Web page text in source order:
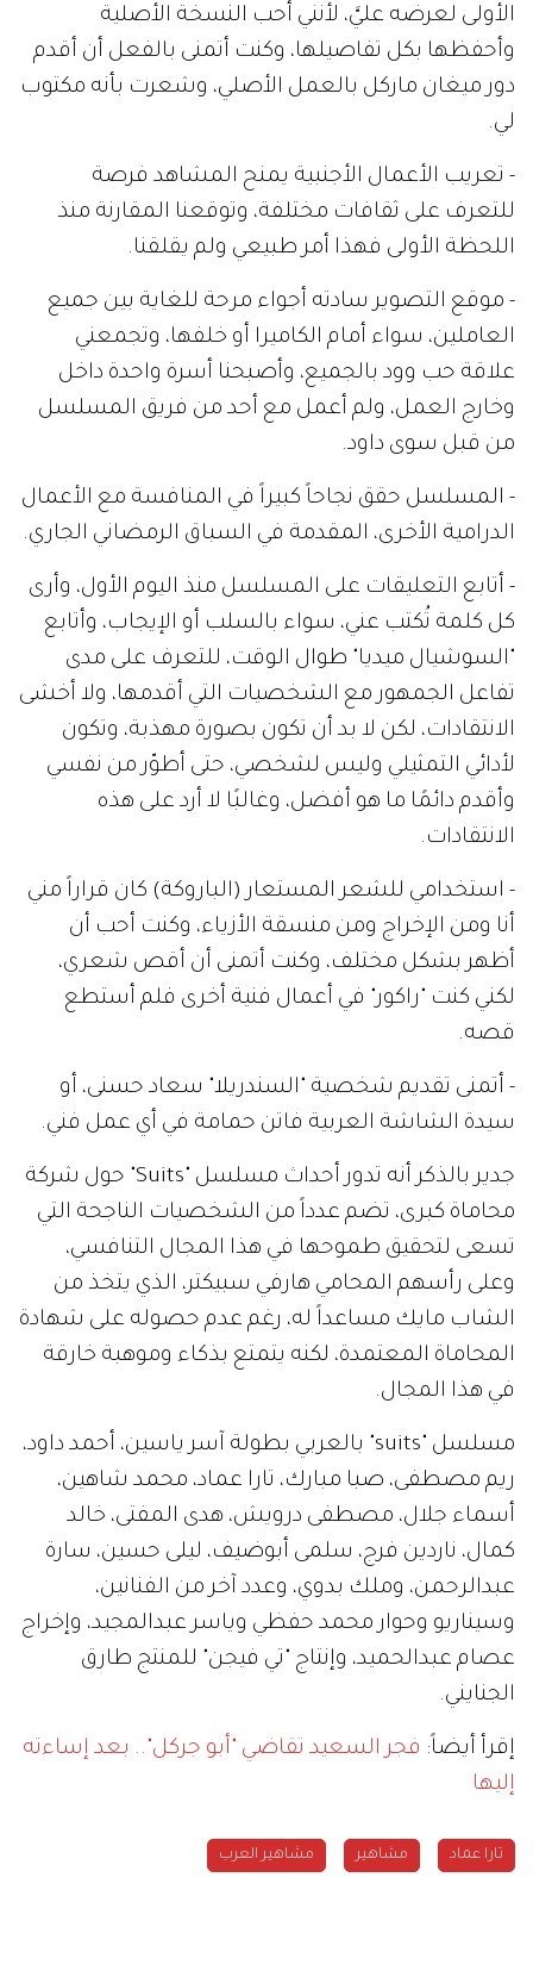
الأولى لعرضه عليَّ، لأنني أحب النسخة الأصلية
وأحفظها بكل تفاصيلها، وكنت أتمنى بالفعل أن أقدم
دور ميغان ماركل بالعمل الأصلي، وشعرت بأنه مكتوب
لي.
- تعريب الأعمال الأجنبية يمنح المشاهد فرصة
للتعرف على ثقافات مختلفة، وتوقعنا المقارنة منذ
اللحظة الأولى فهذا أمر طبيعي ولم يقلقنا.
- موقع التصوير سادته أجواء مرحة للغاية بين جميع
العاملين، سواء أمام الكاميرا أو خلفها، وتجمعني
علاقة حب وود بالجميع، وأصبحنا أسرة واحدة داخل
وخارج العمل، ولم أعمل مع أحد من فريق المسلسل
من قبل سوى داود.
- المسلسل حقق نجاحاً كبيراً في المنافسة مع الأعمال
الدرامية الأخرى، المقدمة في السباق الرمضاني الجاري.
- أتابع التعليقات على المسلسل منذ اليوم الأول، وأرى
كل كلمة تُكتب عني، سواء بالسلب أو الإيجاب، وأتابع
"السوشيال ميديا" طوال الوقت، للتعرف على مدى
تفاعل الجمهور مع الشخصيات التي أقدمها، ولا أخشى
الانتقادات، لكن لا بد أن تكون بصورة مهذبة، وتكون
لأدائي التمثيلي وليس لشخصي، حتى أطوّر من نفسي
وأقدم دائمًا ما هو أفضل، وغالبًا لا أرد على هذه
الانتقادات.
- استخدامي للشعر المستعار (الباروكة) كان قراراً مني
أنا ومن الإخراج ومن منسقة الأزياء، وكنت أحب أن
أظهر بشكل مختلف، وكنت أتمنى أن أقص شعري،
لكني كنت "راكور" في أعمال فنية أخرى فلم أستطع
قصه.
- أتمنى تقديم شخصية "السندريلا" سعاد حسنى، أو
سيدة الشاشة العربية فاتن حمامة في أي عمل فني.
جدير بالذكر أنه تدور أحداث مسلسل "Suits" حول شركة
محاماة كبرى، تضم عدداً من الشخصيات الناجحة التي
تسعى لتحقيق طموحها في هذا المجال التنافسي،
وعلى رأسهم المحامي هارفي سبيكتر، الذي يتخذ من
الشاب مايك مساعداً له، رغم عدم حصوله على شهادة
المحاماة المعتمدة، لكنه يتمتع بذكاء وموهبة خارقة
في هذا المجال.
مسلسل "suits" بالعربي بطولة آسر ياسين، أحمد داود،
ريم مصطفى، صبا مبارك، تارا عماد، محمد شاهين،
أسماء جلال، مصطفى درويش، هدى المفتى، خالد
كمال، ناردين فرج، سلمى أبوضيف، ليلى حسين، سارة
عبدالرحمن، وملك بدوي، وعدد آخر من الفنانين،
وسيناريو وحوار محمد حفظي وياسر عبدالمجيد، وإخراج
عصام عبدالحميد، وإنتاج "تي فيجن" للمنتج طارق
الجنايني.
إقرأ أيضاً: فجر السعيد تقاضي "أبو جركل".. بعد إساءته
إليها
تارا عماد مشاهير مشاهير العرب